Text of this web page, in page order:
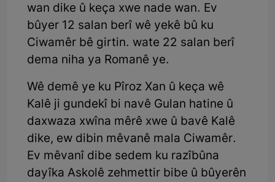
wan dike û keça xwe nade wan. Ev
bûyer 12 salan berî wê yekê bû ku
Ciwamêr bê girtin. wate 22 salan berî
dema niha ya Romanê ye.
Wê demê ye ku Pîroz Xan û keça wê
Kalê ji gundekî bi navê Gulan hatine û
daxwaza xwîna mêrê xwe û bavê Kalê
dike, ew dibin mêvanê mala Ciwamêr.
Ev mêvanî dibe sedem ku razîbûna
dayîka Askolê zehmettir bibe û bûyerên